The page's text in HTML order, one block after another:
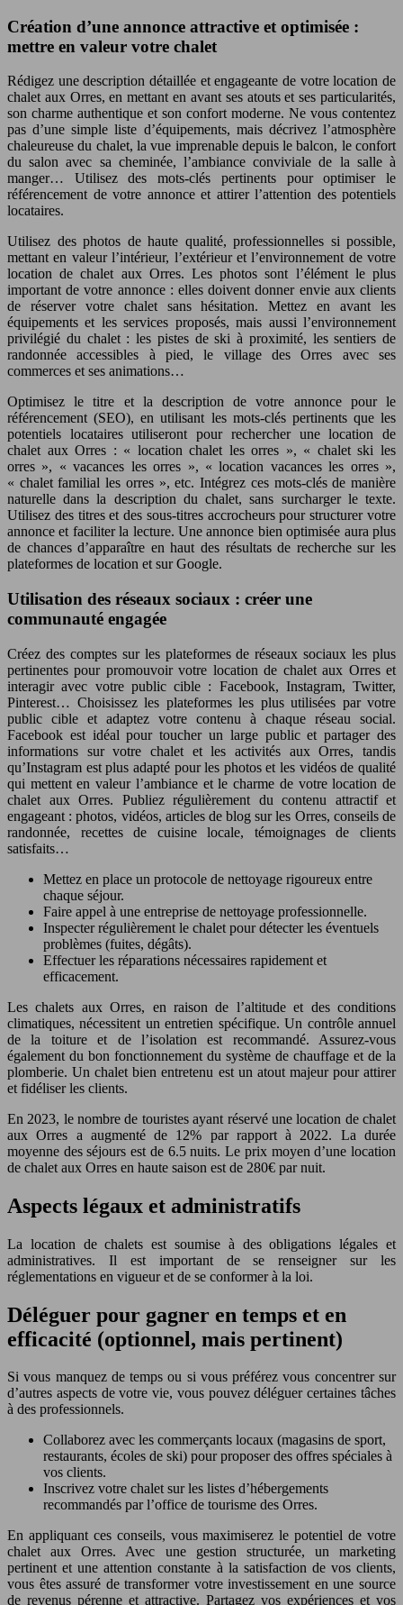
Création d’une annonce attractive et optimisée :
mettre en valeur votre chalet
Rédigez une description détaillée et engageante de votre location de
chalet aux Orres, en mettant en avant ses atouts et ses particularités,
son charme authentique et son confort moderne. Ne vous contentez
pas d’une simple liste d’équipements, mais décrivez l’atmosphère
chaleureuse du chalet, la vue imprenable depuis le balcon, le confort
du salon avec sa cheminée, l’ambiance conviviale de la salle à
manger… Utilisez des mots-clés pertinents pour optimiser le
référencement de votre annonce et attirer l’attention des potentiels
locataires.
Utilisez des photos de haute qualité, professionnelles si possible,
mettant en valeur l’intérieur, l’extérieur et l’environnement de votre
location de chalet aux Orres. Les photos sont l’élément le plus
important de votre annonce : elles doivent donner envie aux clients
de réserver votre chalet sans hésitation. Mettez en avant les
équipements et les services proposés, mais aussi l’environnement
privilégié du chalet : les pistes de ski à proximité, les sentiers de
randonnée accessibles à pied, le village des Orres avec ses
commerces et ses animations…
Optimisez le titre et la description de votre annonce pour le
référencement (SEO), en utilisant les mots-clés pertinents que les
potentiels locataires utiliseront pour rechercher une location de
chalet aux Orres : « location chalet les orres », « chalet ski les
orres », « vacances les orres », « location vacances les orres »,
« chalet familial les orres », etc. Intégrez ces mots-clés de manière
naturelle dans la description du chalet, sans surcharger le texte.
Utilisez des titres et des sous-titres accrocheurs pour structurer votre
annonce et faciliter la lecture. Une annonce bien optimisée aura plus
de chances d’apparaître en haut des résultats de recherche sur les
plateformes de location et sur Google.
Utilisation des réseaux sociaux : créer une
communauté engagée
Créez des comptes sur les plateformes de réseaux sociaux les plus
pertinentes pour promouvoir votre location de chalet aux Orres et
interagir avec votre public cible : Facebook, Instagram, Twitter,
Pinterest… Choisissez les plateformes les plus utilisées par votre
public cible et adaptez votre contenu à chaque réseau social.
Facebook est idéal pour toucher un large public et partager des
informations sur votre chalet et les activités aux Orres, tandis
qu’Instagram est plus adapté pour les photos et les vidéos de qualité
qui mettent en valeur l’ambiance et le charme de votre location de
chalet aux Orres. Publiez régulièrement du contenu attractif et
engageant : photos, vidéos, articles de blog sur les Orres, conseils de
randonnée, recettes de cuisine locale, témoignages de clients
satisfaits…
Mettez en place un protocole de nettoyage rigoureux entre
chaque séjour.
Faire appel à une entreprise de nettoyage professionnelle.
Inspecter régulièrement le chalet pour détecter les éventuels
problèmes (fuites, dégâts).
Effectuer les réparations nécessaires rapidement et
efficacement.
Les chalets aux Orres, en raison de l’altitude et des conditions
climatiques, nécessitent un entretien spécifique. Un contrôle annuel
de la toiture et de l’isolation est recommandé. Assurez-vous
également du bon fonctionnement du système de chauffage et de la
plomberie. Un chalet bien entretenu est un atout majeur pour attirer
et fidéliser les clients.
En 2023, le nombre de touristes ayant réservé une location de chalet
aux Orres a augmenté de 12% par rapport à 2022. La durée
moyenne des séjours est de 6.5 nuits. Le prix moyen d’une location
de chalet aux Orres en haute saison est de 280€ par nuit.
Aspects légaux et administratifs
La location de chalets est soumise à des obligations légales et
administratives. Il est important de se renseigner sur les
réglementations en vigueur et de se conformer à la loi.
Déléguer pour gagner en temps et en
efficacité (optionnel, mais pertinent)
Si vous manquez de temps ou si vous préférez vous concentrer sur
d’autres aspects de votre vie, vous pouvez déléguer certaines tâches
à des professionnels.
Collaborez avec les commerçants locaux (magasins de sport,
restaurants, écoles de ski) pour proposer des offres spéciales à
vos clients.
Inscrivez votre chalet sur les listes d’hébergements
recommandés par l’office de tourisme des Orres.
En appliquant ces conseils, vous maximiserez le potentiel de votre
chalet aux Orres. Avec une gestion structurée, un marketing
pertinent et une attention constante à la satisfaction de vos clients,
vous êtes assuré de transformer votre investissement en une source
de revenus pérenne et attractive. Partagez vos expériences et vos